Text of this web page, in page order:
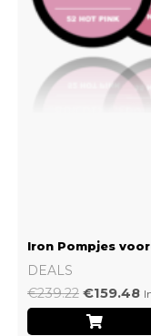
Iron Pompjes
DEALS
€239.22 €159.48